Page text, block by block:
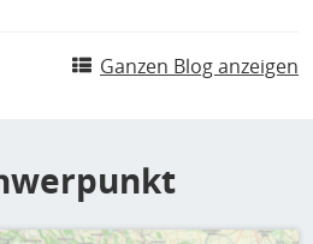
Ganzen Blog anzeigen